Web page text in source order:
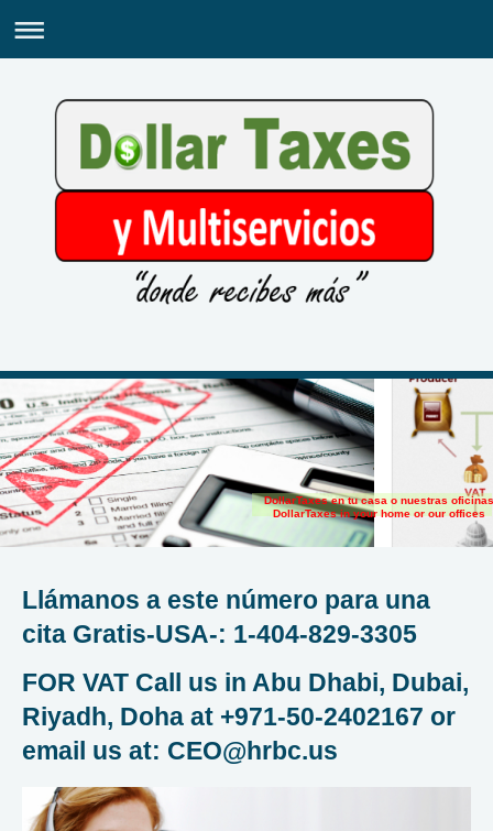
DollarTaxes en tu casa o nuestras oficinas
DollarTaxes in your home or our offices
Llámanos a este número para una
cita Gratis-USA-: 1-404-829-3305
FOR VAT Call us in Abu Dhabi, Dubai,
Riyadh, Doha at +971-50-2402167 or
email us at: CEO@hrbc.us